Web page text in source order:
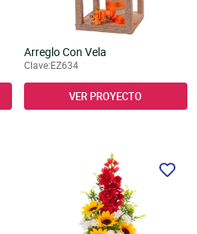
Arreglo Con Vela
Clave:EZ634
VER PROYECTO